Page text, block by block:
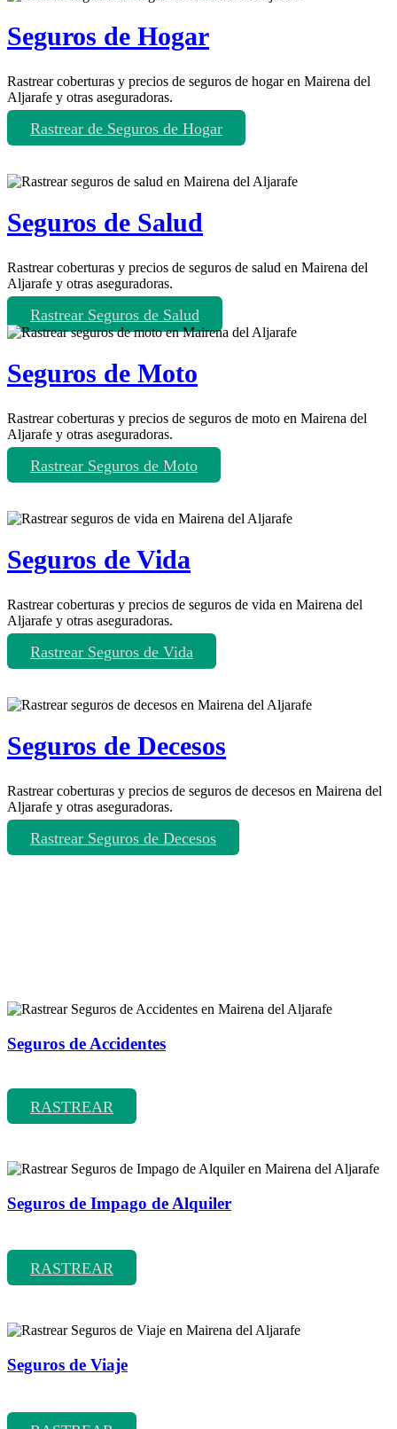
Seguros de Hogar
Rastrear coberturas y precios de seguros de hogar en Mairena del
Aljarafe y otras aseguradoras.
Rastrear de Seguros de Hogar
Seguros de Salud
Rastrear coberturas y precios de seguros de salud en Mairena del
Aljarafe y otras aseguradoras.
Rastrear Seguros de Salud
Seguros de Moto
Rastrear coberturas y precios de seguros de moto en Mairena del
Aljarafe y otras aseguradoras.
Rastrear Seguros de Moto
Seguros de Vida
Rastrear coberturas y precios de seguros de vida en Mairena del
Aljarafe y otras aseguradoras.
Rastrear Seguros de Vida
Seguros de Decesos
Rastrear coberturas y precios de seguros de decesos en Mairena del
Aljarafe y otras aseguradoras.
Rastrear Seguros de Decesos
Seguros de Accidentes
RASTREAR
Seguros de Impago de Alquiler
RASTREAR
Seguros de Viaje